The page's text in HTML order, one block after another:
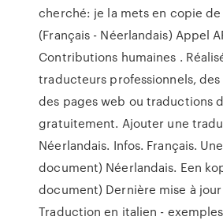
cherché: je la mets en copie
(Français - Néerlandais) Appel
Contributions humaines .
traducteurs professionnels,
des pages web ou traductions
gratuitement. Ajouter une
Néerlandais. Infos. Français.
document) Néerlandais. Een
document) Dernière mise à
Traduction en italien -